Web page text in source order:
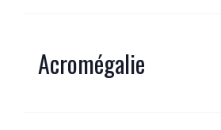
Acromégalie